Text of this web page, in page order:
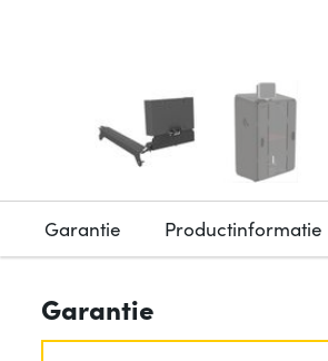
Garantie Productinformatie
Garantie